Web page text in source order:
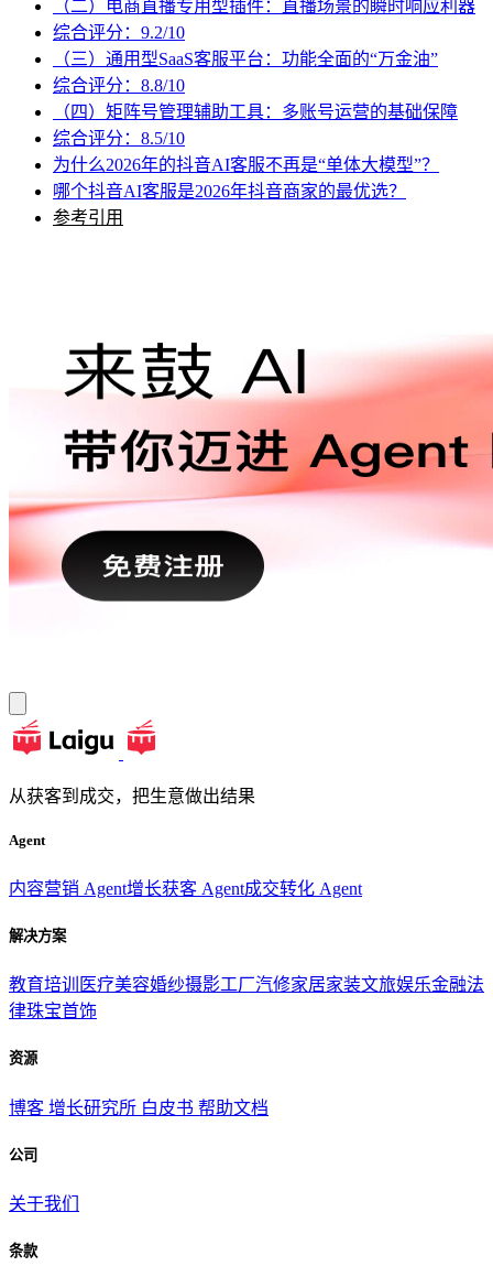
（二）电商直播专用型插件：直播场景的瞬时响应利器
综合评分：9.2/10
（三）通用型SaaS客服平台：功能全面的“万金油”
综合评分：8.8/10
（四）矩阵号管理辅助工具：多账号运营的基础保障
综合评分：8.5/10
为什么2026年的抖音AI客服不再是“单体大模型”？
哪个抖音AI客服是2026年抖音商家的最优选？
参考引用
从获客到成交，把生意做出结果
Agent
内容营销 Agent增长获客 Agent成交转化 Agent
解决方案
教育培训 医疗美容婚纱摄影工厂汽修家居家装文旅娱乐金融法
律珠宝首饰
资源
博客 增长研究所 白皮书 帮助文档
公司
关于我们
条款